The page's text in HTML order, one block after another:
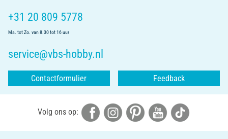
+31 20 809 5778
Ma. tot Zo. van 8.30 tot 16 uur
service@vbs-hobby.nl
Contactformulier Feedback
Volg ons op: